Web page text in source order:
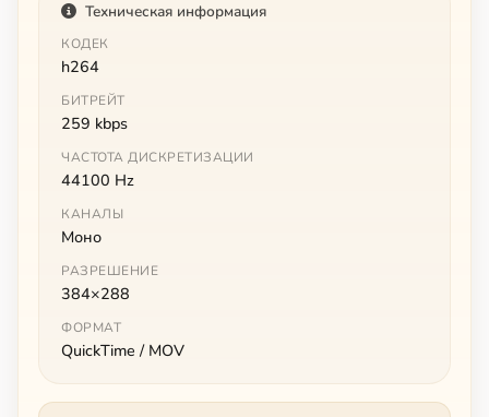
Техническая информация
КОДЕК
h264
БИТРЕЙТ
259 kbps
ЧАСТОТА ДИСКРЕТИЗАЦИИ
44100 Hz
КАНАЛЫ
Моно
РАЗРЕШЕНИЕ
384×288
ФОРМАТ
QuickTime / MOV